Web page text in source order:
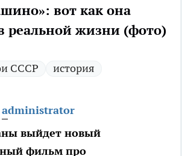
вот как она
реальной жизни (фото)
СССР история
administrator
выйдет новый
фильм про